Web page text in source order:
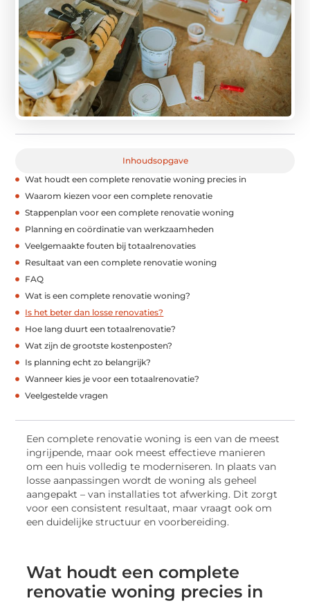
Inhoudsopgave
Wat houdt een complete renovatie woning precies in
Waarom kiezen voor een complete renovatie
Stappenplan voor een complete renovatie woning
Planning en coördinatie van werkzaamheden
Veelgemaakte fouten bij totaalrenovaties
Resultaat van een complete renovatie woning
FAQ
Wat is een complete renovatie woning?
Is het beter dan losse renovaties?
Hoe lang duurt een totaalrenovatie?
Wat zijn de grootste kostenposten?
Is planning echt zo belangrijk?
Wanneer kies je voor een totaalrenovatie?
Veelgestelde vragen
Een complete renovatie woning is een van de meest
ingrijpende, maar ook meest effectieve manieren
om een huis volledig te moderniseren. In plaats van
losse aanpassingen wordt de woning als geheel
aangepakt – van installaties tot afwerking. Dit zorgt
voor een consistent resultaat, maar vraagt ook om
een duidelijke structuur en voorbereiding.
Wat houdt een complete
renovatie woning precies in